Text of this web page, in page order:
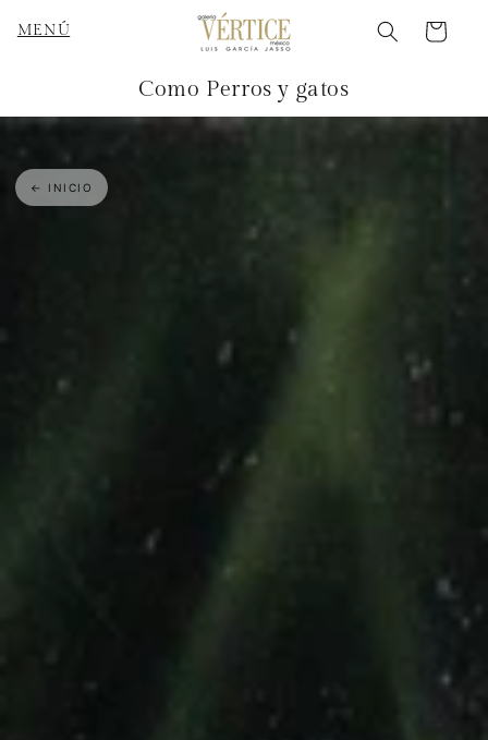
directamente
MENÚ Carrito
Como Perros y gatos
← INICIO